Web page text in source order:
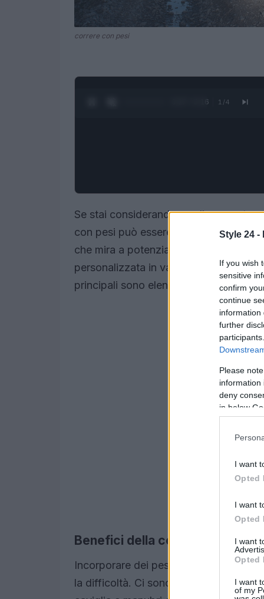
Style 24 -
If you wish
sensitive
confirm
continue
information
further
Please
information
deny
in below
I want
Opted
I want
Opted
I want
Opted
I want
of my
correre con pesi
0:28 / 3:16 1 /4
Se stai considerando un allenamento
con pesi può essere estremamente
che mira a potenziare e amplificare
personalizzata in vari modi. Tra le
principali sono elencate di seguito.
Benefici della corsa con pesi
Incorporare dei pesi alla tua routine di
la difficoltà. Ci sono vari attrezzi